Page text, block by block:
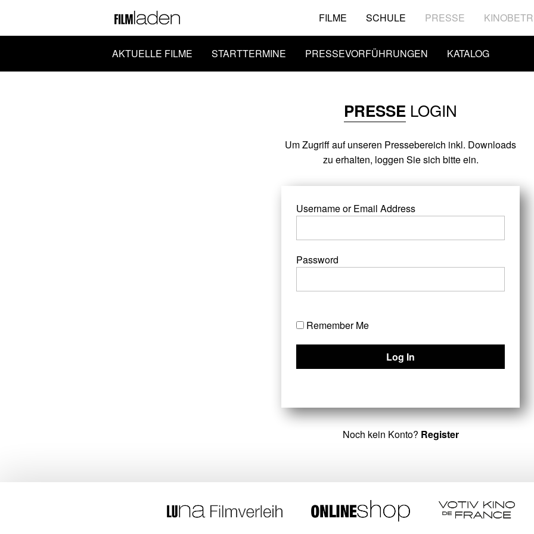
FILME SCHULE PRESSE
AKTUELLE FILME STARTTERMINE PRESSEVORFÜHRUNGEN KATALOG
PRESSE LOGIN
Um Zugriff auf unseren Pressebereich inkl. Downloads
zu erhalten, loggen Sie sich bitte ein.
Username or Email Address
Password
Remember Me
Noch kein Konto? Register